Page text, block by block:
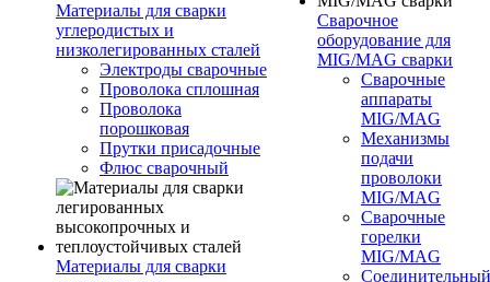
Материалы для сварки
углеродистых и
низколегированных сталей
Электроды сварочные
Проволока сплошная
Проволока
порошковая
Прутки присадочные
Флюс сварочный
Материалы для сварки
Сварочное
оборудование для
MIG/MAG сварки
Сварочные
аппараты
MIG/MAG
Механизмы
подачи
проволоки
MIG/MAG
Сварочные
горелки
MIG/MAG
Соединительный